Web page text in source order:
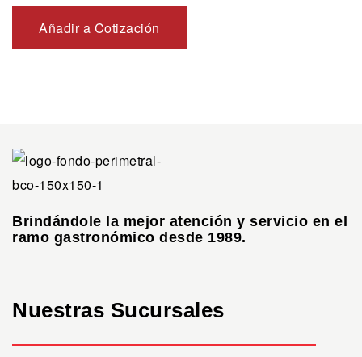
Añadir a Cotización
Brindándole la mejor atención y servicio en el
ramo gastronómico desde 1989.
Nuestras Sucursales